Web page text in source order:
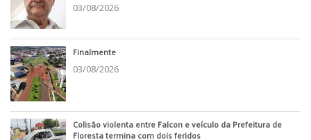
03/08/2026
Finalmente
03/08/2026
Colisão violenta entre Falcon e veículo da Prefeitura de
Floresta termina com dois feridos